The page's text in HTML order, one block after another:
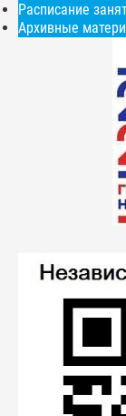
Расписание
Архивные